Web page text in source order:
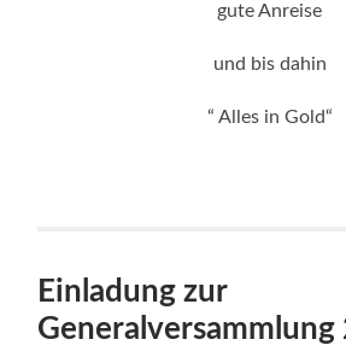
gute Anreise
und bis dahin
“ Alles in Gold“
Einladung zur
Generalversammlung